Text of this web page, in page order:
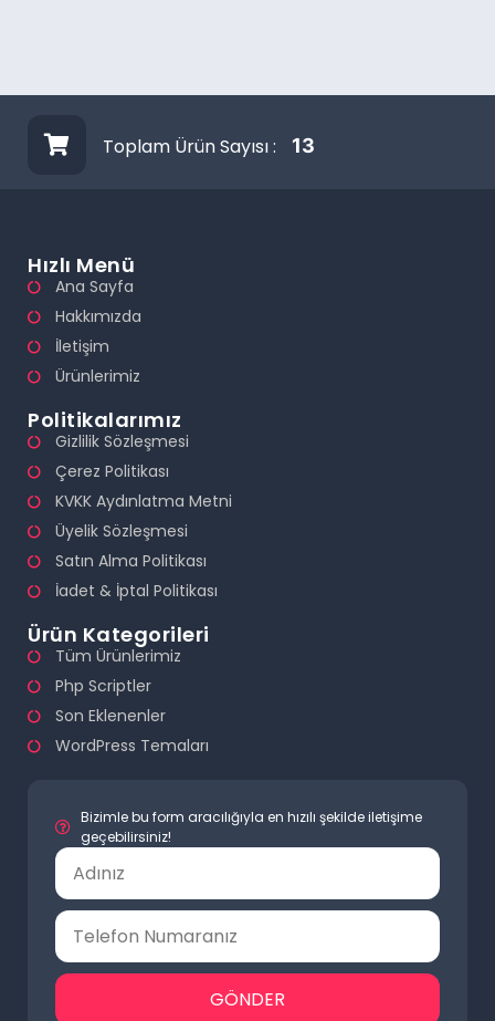
Toplam Ürün Sayısı : 13
Hızlı Menü
Ana Sayfa
Hakkımızda
İletişim
Ürünlerimiz
Politikalarımız
Gizlilik Sözleşmesi
Çerez Politikası
KVKK Aydınlatma Metni
Üyelik Sözleşmesi
Satın Alma Politikası
İadet & İptal Politikası
Ürün Kategorileri
Tüm Ürünlerimiz
Php Scriptler
Son Eklenenler
WordPress Temaları
Bizimle bu form aracılığıyla en hızılı şekilde iletişime
geçebilirsiniz!
GÖNDER